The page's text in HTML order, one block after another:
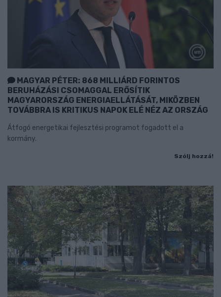
MAGYAR PÉTER: 868 MILLIÁRD FORINTOS
BERUHÁZÁSI CSOMAGGAL ERŐSÍTIK
MAGYARORSZÁG ENERGIAELLÁTÁSÁT, MIKÖZBEN
TOVÁBBRA IS KRITIKUS NAPOK ELÉ NÉZ AZ ORSZÁG
Átfogó energetikai fejlesztési programot fogadott el a
kormány.
Szólj hozzá!